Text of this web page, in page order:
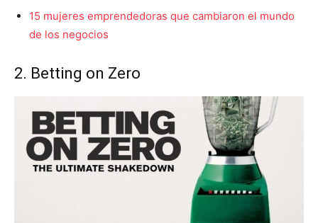
15 mujeres emprendedoras que cambiaron el mundo
de los negocios
2. Betting on Zero